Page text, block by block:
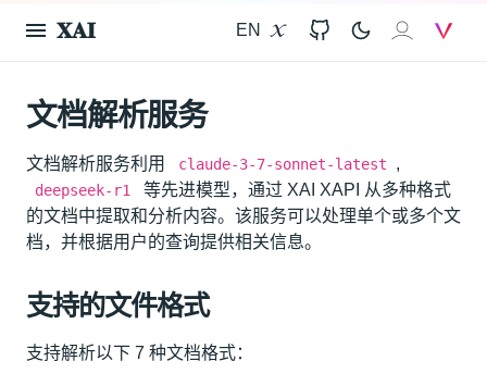
𝐗𝐀𝐈 EN GitHub 𝐗𝐀𝐈
文档解析服务
文档解析服务利用 claude-3-7-sonnet-latest ,
deepseek-r1
等先进模型，通过 XAI XAPI 从多种格式
的文档中提取和分析内容。该服务可以处理单个或多个文
档，并根据用户的查询提供相关信息。
支持的文件格式
支持解析以下 7 种文档格式：